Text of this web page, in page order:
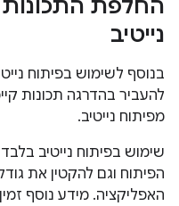
החלפת התכונות
נייטיב
בנוסף לשימוש בפיתוח
להעביר בהדרגה תכונות
מפיתוח נייטיב.
שימוש בפיתוח נייטיב
האפליקציה. מידע נוסף